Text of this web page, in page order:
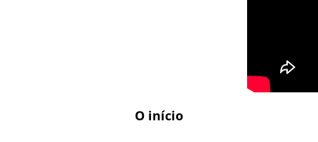
O início